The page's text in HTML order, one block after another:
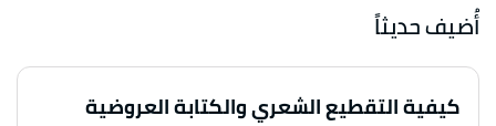
أُضيف حديثاً
كيفية التقطيع الشعري والكتابة العروضية